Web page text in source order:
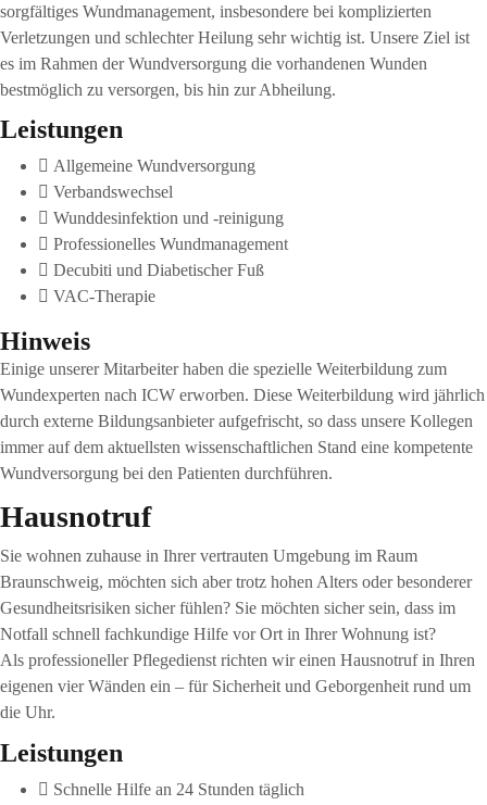
sorgfältiges Wundmanagement, insbesondere bei komplizierten
Verletzungen und schlechter Heilung sehr wichtig ist. Unsere Ziel ist
es im Rahmen der Wundversorgung die vorhandenen Wunden
bestmöglich zu versorgen, bis hin zur Abheilung.
Leistungen
Allgemeine Wundversorgung
Verbandswechsel
Wunddesinfektion und -reinigung
Professionelles Wundmanagement
Decubiti und Diabetischer Fuß
VAC-Therapie
Hinweis
Einige unserer Mitarbeiter haben die spezielle Weiterbildung zum
Wundexperten nach ICW erworben. Diese Weiterbildung wird jährlich
durch externe Bildungsanbieter aufgefrischt, so dass unsere Kollegen
immer auf dem aktuellsten wissenschaftlichen Stand eine kompetente
Wundversorgung bei den Patienten durchführen.
Hausnotruf
Sie wohnen zuhause in Ihrer vertrauten Umgebung im Raum
Braunschweig, möchten sich aber trotz hohen Alters oder besonderer
Gesundheitsrisiken sicher fühlen? Sie möchten sicher sein, dass im
Notfall schnell fachkundige Hilfe vor Ort in Ihrer Wohnung ist?
Als professioneller Pflegedienst richten wir einen Hausnotruf in Ihren
eigenen vier Wänden ein – für Sicherheit und Geborgenheit rund um
die Uhr.
Leistungen
Schnelle Hilfe an 24 Stunden täglich